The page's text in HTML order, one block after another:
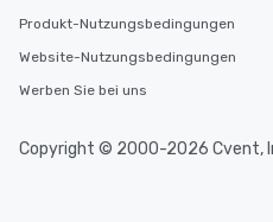
Produkt-Nutzungsbedingungen
Website-Nutzungsbedingungen
Werben Sie bei uns
Copyright © 2000-2026 Cvent,